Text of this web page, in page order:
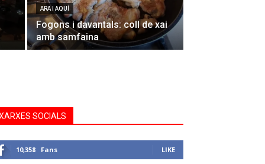
ARA I AQUÍ
Fogons i davantals: coll de xai
amb samfaina
SOCIALS
10,358 Fans LIKE